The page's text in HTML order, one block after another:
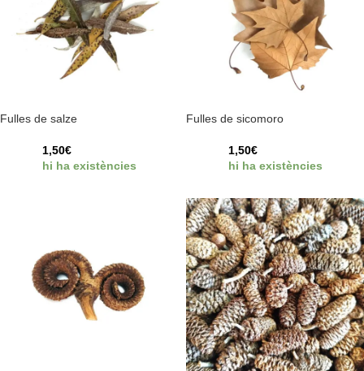
Fulles de salze
1,50€
hi ha existències
Fulles de sicomoro
1,50€
hi ha existències